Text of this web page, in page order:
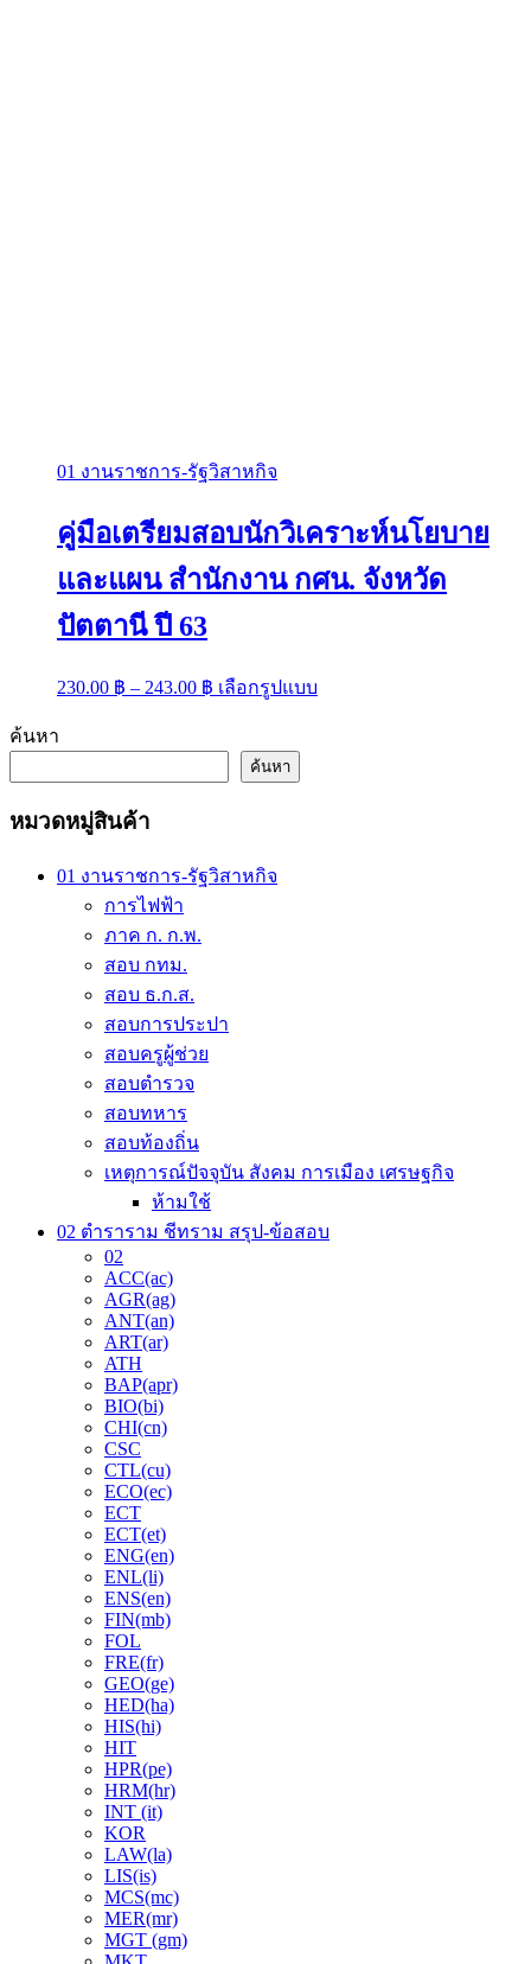
01 งานราชการ-รัฐวิสาหกิจ
คู่มือเตรียมสอบนักวิเคราะห์นโยบาย
และแผน สำนักงาน กศน. จังหวัด
ปัตตานี ปี 63
230.00 ฿ – 243.00 ฿ Price
range:
through
243.00 ฿
เลือกรูปแบบ
product
ค้นหา
ค้นหา
หมวดหมู่สินค้า
01 งานราชการ-รัฐวิสาหกิจ
การไฟฟ้า
ภาค ก. ก.พ.
สอบ กทม.
สอบ ธ.ก.ส.
สอบการประปา
สอบครูผู้ช่วย
สอบตำรวจ
สอบทหาร
สอบท้องถิ่น
เหตุการณ์ปัจจุบัน สังคม การเมือง เศรษฐกิจ
ห้ามใช้
02 ตำราราม ชีทราม สรุป-ข้อสอบ
02
ACC(ac)
AGR(ag)
ANT(an)
ART(ar)
ATH
BAP(apr)
BIO(bi)
CHI(cn)
CSC
CTL(cu)
ECO(ec)
ECT
ECT(et)
ENG(en)
ENL(li)
ENS(en)
FIN(mb)
FOL
FRE(fr)
GEO(ge)
HED(ha)
HIS(hi)
HIT
HPR(pe)
HRM(hr)
INT (it)
KOR
LAW(la)
LIS(is)
MCS(mc)
MER(mr)
MGT (gm)